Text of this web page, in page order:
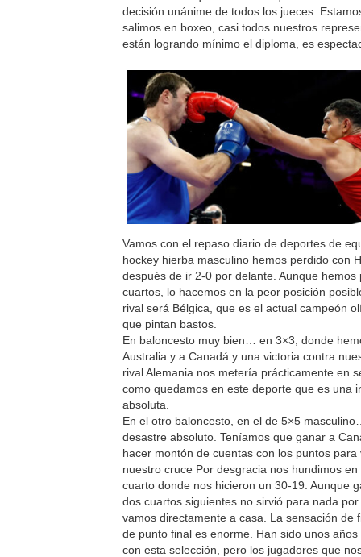
decisión unánime de todos los jueces.
salimos en boxeo, casi todos nuestros
están logrando mínimo el diploma, es
Vamos con el repaso diario de deportes de
hockey hierba masculino hemos perdido con
después de ir 2-0 por delante. Aunque hemos
cuartos, lo hacemos en la peor posición
rival será Bélgica, que es el actual campeón
que pintan bastos.
En baloncesto muy bien… en 3×3, donde
Australia y a Canadá y una victoria contra
rival Alemania nos metería prácticamente en
como quedamos en este deporte que es una
absoluta.
En el otro baloncesto, en el de 5×5
desastre absoluto. Teníamos que ganar a
hacer montón de cuentas con los puntos para
nuestro cruce Por desgracia nos hundimos
cuarto donde nos hicieron un 30-19. Aunque
dos cuartos siguientes no sirvió para nada
vamos directamente a casa. La sensación de
de punto final es enorme. Han sido unos
con esta selección, pero los jugadores que